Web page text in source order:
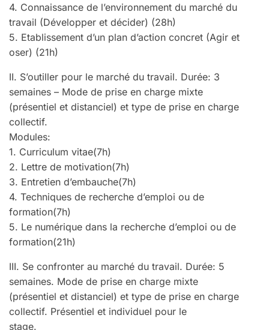
4. Connaissance de l’environnement du marché du
travail (Développer et décider) (28h)
5. Etablissement d’un plan d’action concret (Agir et
oser) (21h)
II. S’outiller pour le marché du travail. Durée: 3
semaines – Mode de prise en charge mixte
(présentiel et distanciel) et type de prise en charge
collectif.
Modules:
1. Curriculum vitae(7h)
2. Lettre de motivation(7h)
3. Entretien d’embauche(7h)
4. Techniques de recherche d’emploi ou de
formation(7h)
5. Le numérique dans la recherche d’emploi ou de
formation(21h)
III. Se confronter au marché du travail. Durée: 5
semaines. Mode de prise en charge mixte
(présentiel et distanciel) et type de prise en charge
collectif. Présentiel et individuel pour le
stage.